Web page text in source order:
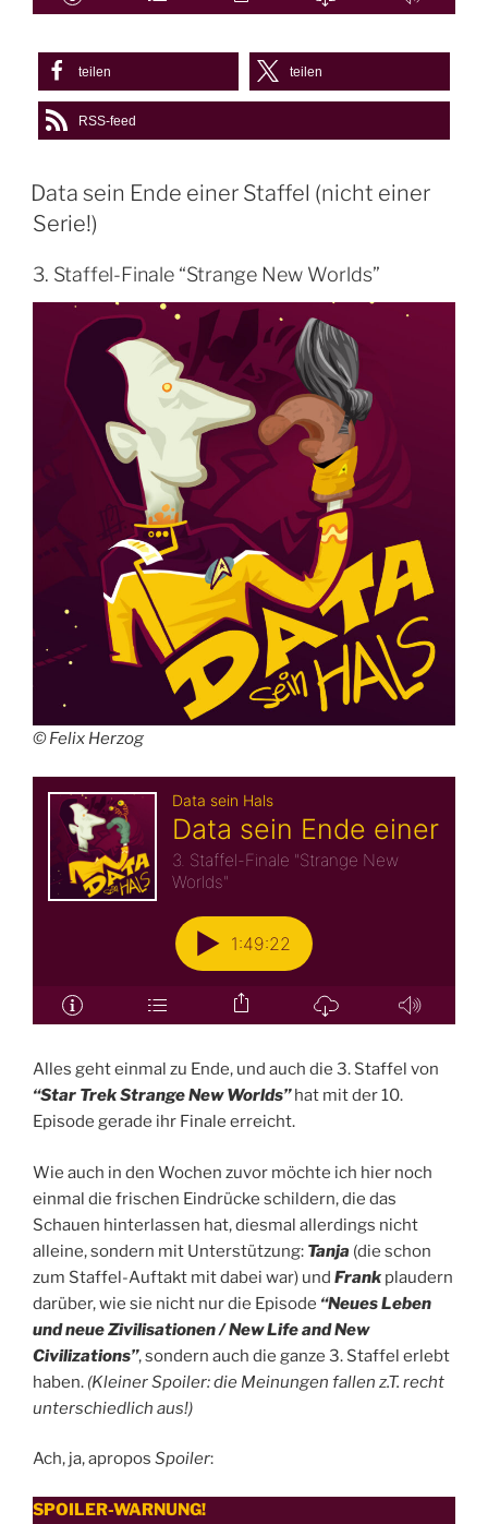
teilen teilen
RSS-feed
Data sein Ende einer Staffel (nicht einer
Serie!)
3. Staffel-Finale “Strange New Worlds”
© Felix Herzog
Alles geht einmal zu Ende, und auch die 3. Staffel von
“Star Trek Strange New Worlds”hat mit der 10.
Episode gerade ihr Finale erreicht.
Wie auch in den Wochen zuvor möchte ich hier noch
einmal die frischen Eindrücke schildern, die das
Schauen hinterlassen hat, diesmal allerdings nicht
alleine, sondern mit Unterstützung: Tanja (die schon
zum Staffel-Auftakt mit dabei war) und Frank plaudern
darüber, wie sie nicht nur die Episode “Neues Leben
und neue Zivilisationen / New Life and New
Civilizations”, sondern auch die ganze 3. Staffel erlebt
haben. (Kleiner Spoiler: die Meinungen fallen z.T. recht
unterschiedlich aus!)
Ach, ja, apropos Spoiler:
SPOILER-WARNUNG!